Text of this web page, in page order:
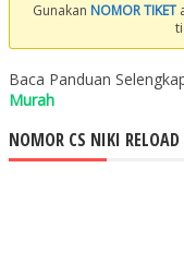
Gunakan NOMOR TIKET
Baca Panduan
Murah
NOMOR CS NIKI RELOAD